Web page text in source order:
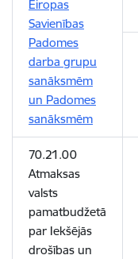
Eiropas
Savienības
Padomes
darba grupu
sanāksmēm
un Padomes
sanāksmēm
70.21.00
Atmaksas
valsts
pamatbudžetā
par Iekšējās
drošības un